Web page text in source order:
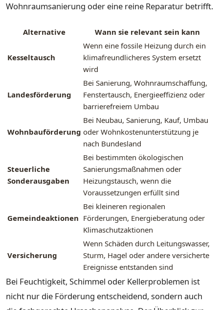
Wohnraumsanierung oder eine reine Reparatur betrifft.
Alternative Wann sie relevant sein kann
Kesseltausch
Wenn eine fossile Heizung durch ein
klimafreundlicheres System ersetzt
wird
Landesförderung
Bei Sanierung, Wohnraumschaffung,
Fenstertausch, Energieeffizienz oder
barrierefreiem Umbau
Wohnbauförderung
Bei Neubau, Sanierung, Kauf, Umbau
oder Wohnkostenunterstützung je
nach Bundesland
Steuerliche
Sonderausgaben
Bei bestimmten ökologischen
Sanierungsmaßnahmen oder
Heizungstausch, wenn die
Voraussetzungen erfüllt sind
Gemeindeaktionen
Bei kleineren regionalen
Förderungen, Energieberatung oder
Klimaschutzaktionen
Versicherung
Wenn Schäden durch Leitungswasser,
Sturm, Hagel oder andere versicherte
Ereignisse entstanden sind
Bei Feuchtigkeit, Schimmel oder Kellerproblemen ist
nicht nur die Förderung entscheidend, sondern auch